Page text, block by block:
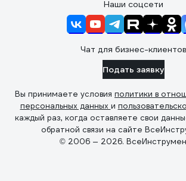
Наши соцсети
Чат для бизнес-клиентов
Подать заявку
Вы принимаете условия политики в
персональных данных и
каждый раз, когда оставляете свои
обратной связи на сайте
© 2006 — 2026.